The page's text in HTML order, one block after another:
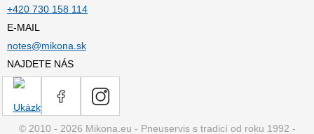
+420 730 158 114
E-MAIL
notes@mikona.sk
NAJDETE NÁS
© 2010 - 2026 Mikona.eu - Pneuservis s tradicí od roku 1992 -